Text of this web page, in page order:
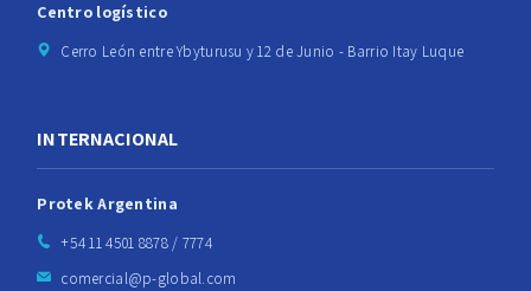
Centro logístico
Cerro León entre Ybyturusu y 12 de Junio - Barrio Itay Luque
INTERNACIONAL
Protek Argentina
+54 11 4501 8878 / 7774
comercial@p-global.com